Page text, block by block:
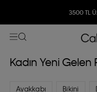
3500 TL
3500 TL
7500 TL Ve Üzeri
Kadın Yeni
Ayakkabı Bikini